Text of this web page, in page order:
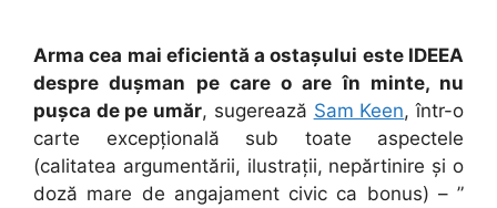
Arma cea mai eficientă a ostașului este IDEEA
despre dușman pe care o are în minte, nu
pușca de pe umăr, sugerează Sam Keen, într-o
carte excepțională sub toate aspectele
(calitatea argumentării, ilustrații, nepărtinire și o
doză mare de angajament civic ca bonus) – ”